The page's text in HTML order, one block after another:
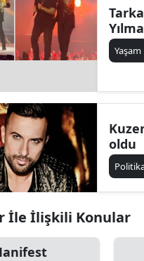
Yaşam
oldu
İle İlişkili Konular